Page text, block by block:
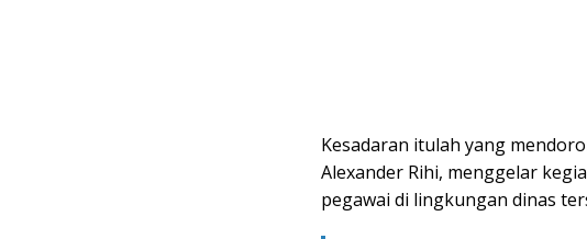
Kesadaran itulah yang
Alexander Rihi, menggelar
pegawai di lingkungan dinas